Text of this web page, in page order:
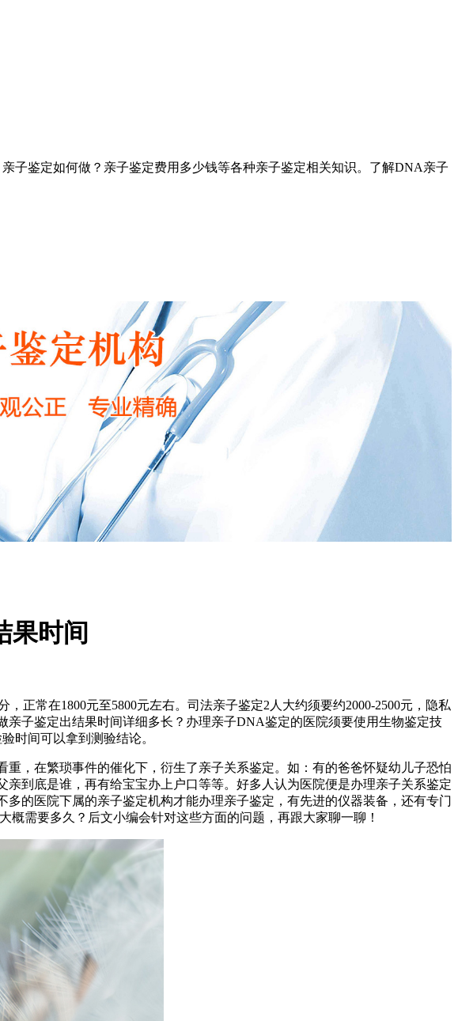
子鉴定如何做？亲子鉴定费用多少钱等各种亲子鉴定相关知识。了解DNA亲子
果时间
正常在1800元至5800元左右。司法亲子鉴定2人大约须要约2000-2500元，隐私
子鉴定出结果时间详细多长？办理亲子DNA鉴定的医院须要使用生物鉴定技
时间可以拿到测验结论。
，在繁琐事件的催化下，衍生了亲子关系鉴定。如：有的爸爸怀疑幼儿子恐怕
到底是谁，再有给宝宝办上户口等等。好多人认为医院便是办理亲子关系鉴定
的医院下属的亲子鉴定机构才能办理亲子鉴定，有先进的仪器装备，还有专门
需要多久？后文小编会针对这些方面的问题，再跟大家聊一聊！